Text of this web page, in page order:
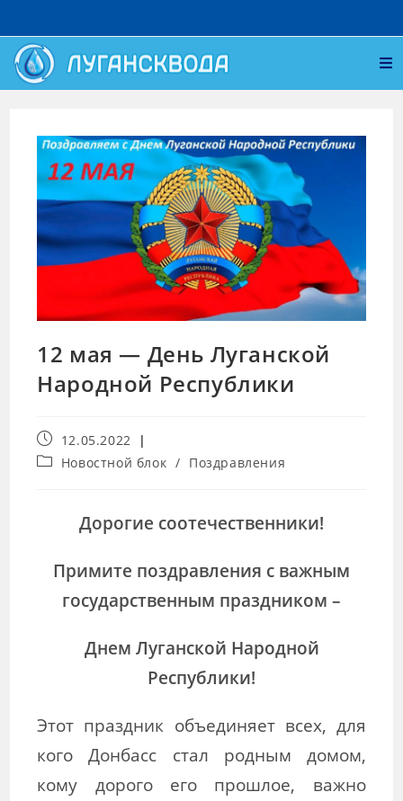
12 мая — День Луганской
Народной Республики
12.05.2022
Новостной блок / Поздравления
Дорогие соотечественники!
Примите поздравления с важным
государственным праздником –
Днем Луганской Народной
Республики!
Этот праздник объединяет всех, для
кого Донбасс стал родным домом,
кому дорого его прошлое, важно